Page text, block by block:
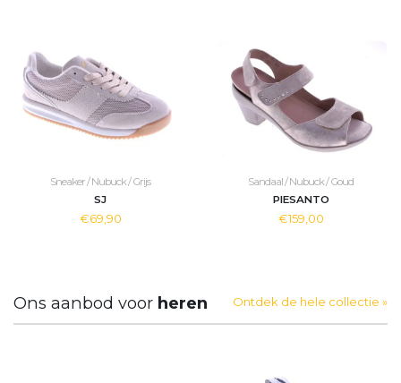
Sneaker / Nubuck / Grijs
SJ
€69,90
Sandaal / Nubuck / Goud
PIESANTO
€159,00
Ons aanbod voor heren Ontdek de hele collectie »